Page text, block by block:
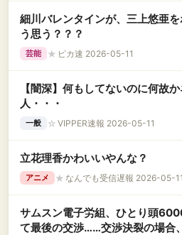
細川バレンタインが、三上悠亜
う思う？？？
芸能 ★ ピカ速 2026-05-11
【闇深】何もしてないのに何故
人・・・
一般 ☆ VIPPER速報 2026-05-11
立花理香かわいいやんな？
アニメ ★ なんでも受信遅報 2026-05-11
サムスン電子労組、ひとり頭
て最後の交渉……交渉決裂の場合